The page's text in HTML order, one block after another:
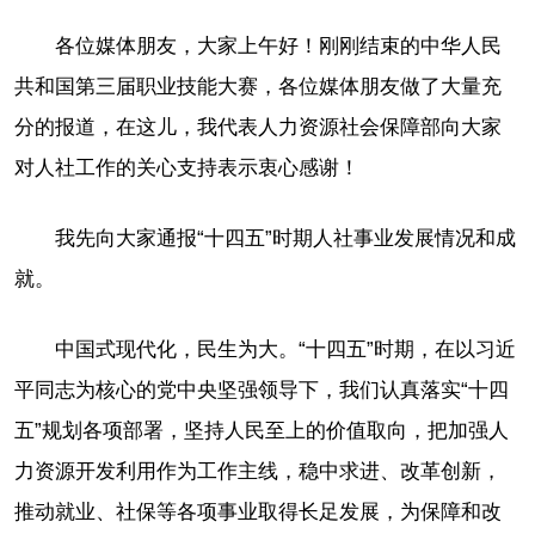
各位媒体朋友，大家上午好！刚刚结束的中华人民
共和国第三届职业技能大赛，各位媒体朋友做了大量充
分的报道，在这儿，我代表人力资源社会保障部向大家
对人社工作的关心支持表示衷心感谢！
我先向大家通报“十四五”时期人社事业发展情况和成
就。
中国式现代化，民生为大。“十四五”时期，在以习近
平同志为核心的党中央坚强领导下，我们认真落实“十四
五”规划各项部署，坚持人民至上的价值取向，把加强人
力资源开发利用作为工作主线，稳中求进、改革创新，
推动就业、社保等各项事业取得长足发展，为保障和改